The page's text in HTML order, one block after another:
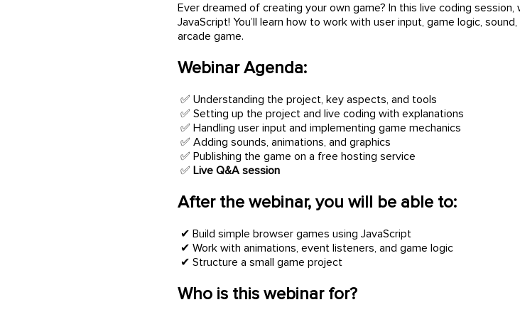
Ever dreamed of creating your own game? In this live coding
JavaScript! You’ll learn how to work with user input, game logic,
arcade game.
Webinar Agenda:
✅ Understanding the project, key aspects, and tools
✅ Setting up the project and live coding with explanations
✅ Handling user input and implementing game mechanics
✅ Adding sounds, animations, and graphics
✅ Publishing the game on a free hosting service
✅ Live Q&A session
After the webinar, you will be able to:
✔ Build simple browser games using JavaScript
✔ Work with animations, event listeners, and game logic
✔ Structure a small game project
Who is this webinar for?